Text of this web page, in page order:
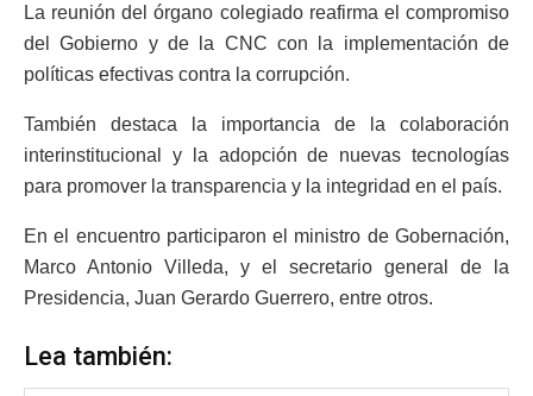
La reunión del órgano colegiado reafirma el compromiso
del Gobierno y de la CNC con la implementación de
políticas efectivas contra la corrupción.
También destaca la importancia de la colaboración
interinstitucional y la adopción de nuevas tecnologías
para promover la transparencia y la integridad en el país.
En el encuentro participaron el ministro de Gobernación,
Marco Antonio Villeda, y el secretario general de la
Presidencia, Juan Gerardo Guerrero, entre otros.
Lea también: